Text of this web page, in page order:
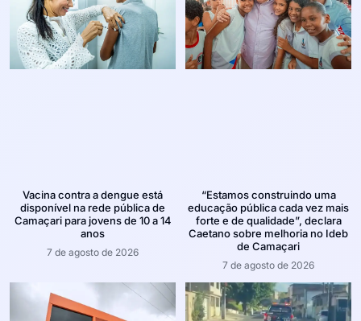
Vacina contra a dengue está
disponível na rede pública de
Camaçari para jovens de 10 a 14
anos
7 de agosto de 2026
“Estamos construindo uma
educação pública cada vez mais
forte e de qualidade”, declara
Caetano sobre melhoria no Ideb
de Camaçari
7 de agosto de 2026